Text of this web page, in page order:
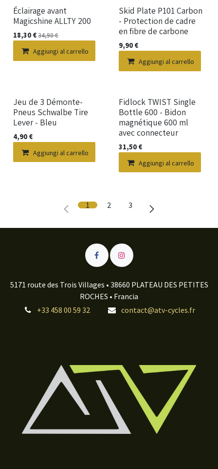
Éclairage avant
Magicshine ALLTY 200
18,30 €34,90€
Aggiungi al carrello
Skid Plate P101 Carbon
- Protection de cadre
en fibre de carbone
9,90€
Aggiungi al carrello
Nuovo!
Jeu de 3 Démonte-
Pneus Schwalbe Tire
Lever - Bleu
4,90 €
Aggiungi al carrello
Nuovo!
Fidlock TWIST Single
Bottle 600 - Bidon
magnétique 600 ml
avec connecteur
31,50€
Aggiungi al carrello
1 2 3
5171 route des Trois Villages • 38660 PLATEAU DES PETITES
ROCHES • Francia
+33 458 00 59 32
contact@atv-cycles.fr